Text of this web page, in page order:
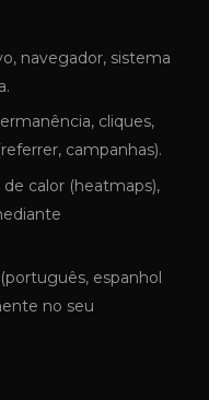
navegador, sistema
cliques,
campanhas).
de calor (heatmaps),
espanhol
no seu